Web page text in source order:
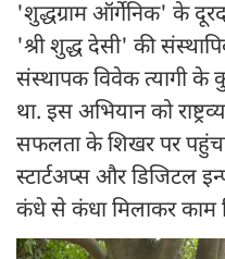
'शुद्धग्राम ऑर्गेनिक' के
'श्री शुद्ध देसी' की
संस्थापक विवेक त्यागी के
था. इस अभियान को
सफलता के शिखर पर
स्टार्टअप्स और डिजिटल
कंधे से कंधा मिलाकर काम